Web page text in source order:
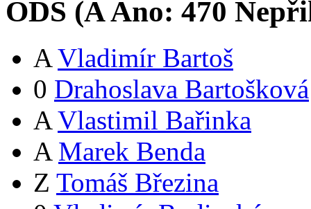
ODS (AAno: 470
A Vladimír Bartoš
0 Drahoslava Bartošková
A Vlastimil Bařinka
A Marek Benda
Z Tomáš Březina